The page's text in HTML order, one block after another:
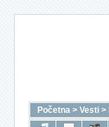
Početna > Vesti >